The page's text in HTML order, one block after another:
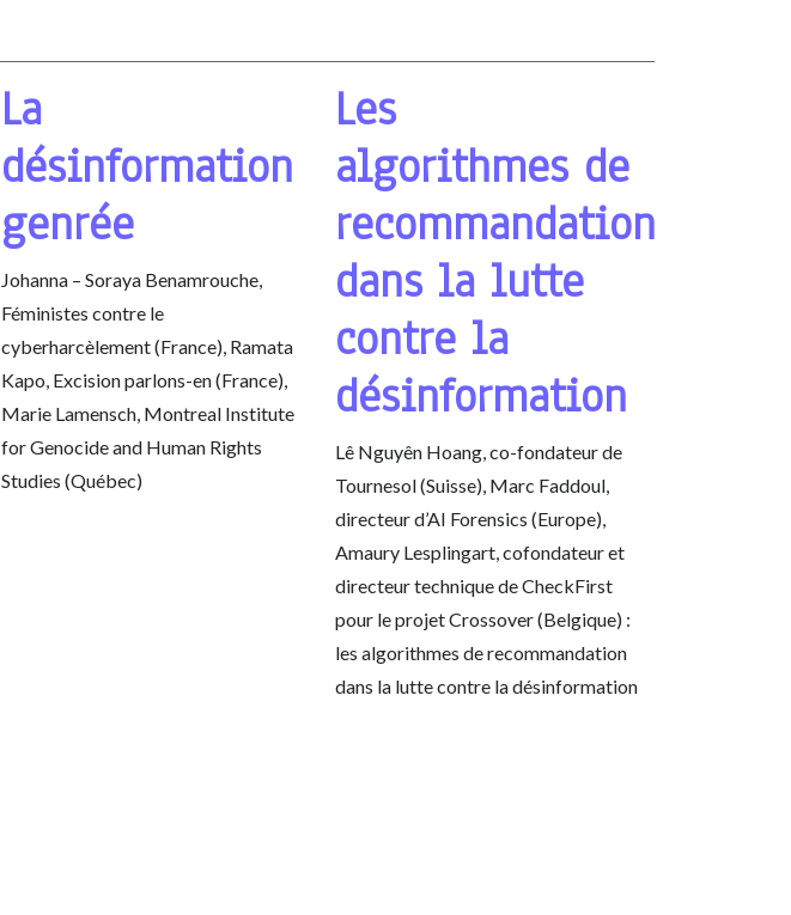
La
désinformation
genrée
Johanna – Soraya Benamrouche,
Féministes contre le
cyberharcèlement (France), Ramata
Kapo, Excision parlons-en (France),
Marie Lamensch, Montreal Institute
for Genocide and Human Rights
Studies (Québec)
Les
algorithmes de
recommandation
dans la lutte
contre la
désinformation
Lê Nguyên Hoang, co-fondateur de
Tournesol (Suisse), Marc Faddoul,
directeur d’AI Forensics (Europe),
Amaury Lesplingart, cofondateur et
directeur technique de CheckFirst
pour le projet Crossover (Belgique) :
les algorithmes de recommandation
dans la lutte contre la désinformation